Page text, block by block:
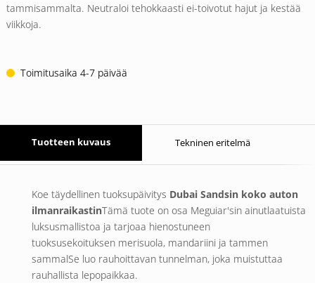
tammisammalta. Neutraloi tehokkaasti ei-toivotut hajut ja kestää
viikkoja.
Toimitusaika 4-7 päivää
Tuotteen kuvaus Tekninen eritelmä
Koe täydellinen tuoksupäivitys Dubai Sandsin koko auton
ilmanraikastinTämä tuote on osa Meguiar'sin ainutlaatuista
luksusmallistoa ja tarjoaa hienostuneen
tuoksusekoituksen merisuola, mandariinija tammen
sammalSe luo rauhoittavan tunnelman, joka muistuttaa
rauhallista lepopaikkaa.